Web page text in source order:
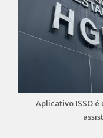
Aplicativo ISSO